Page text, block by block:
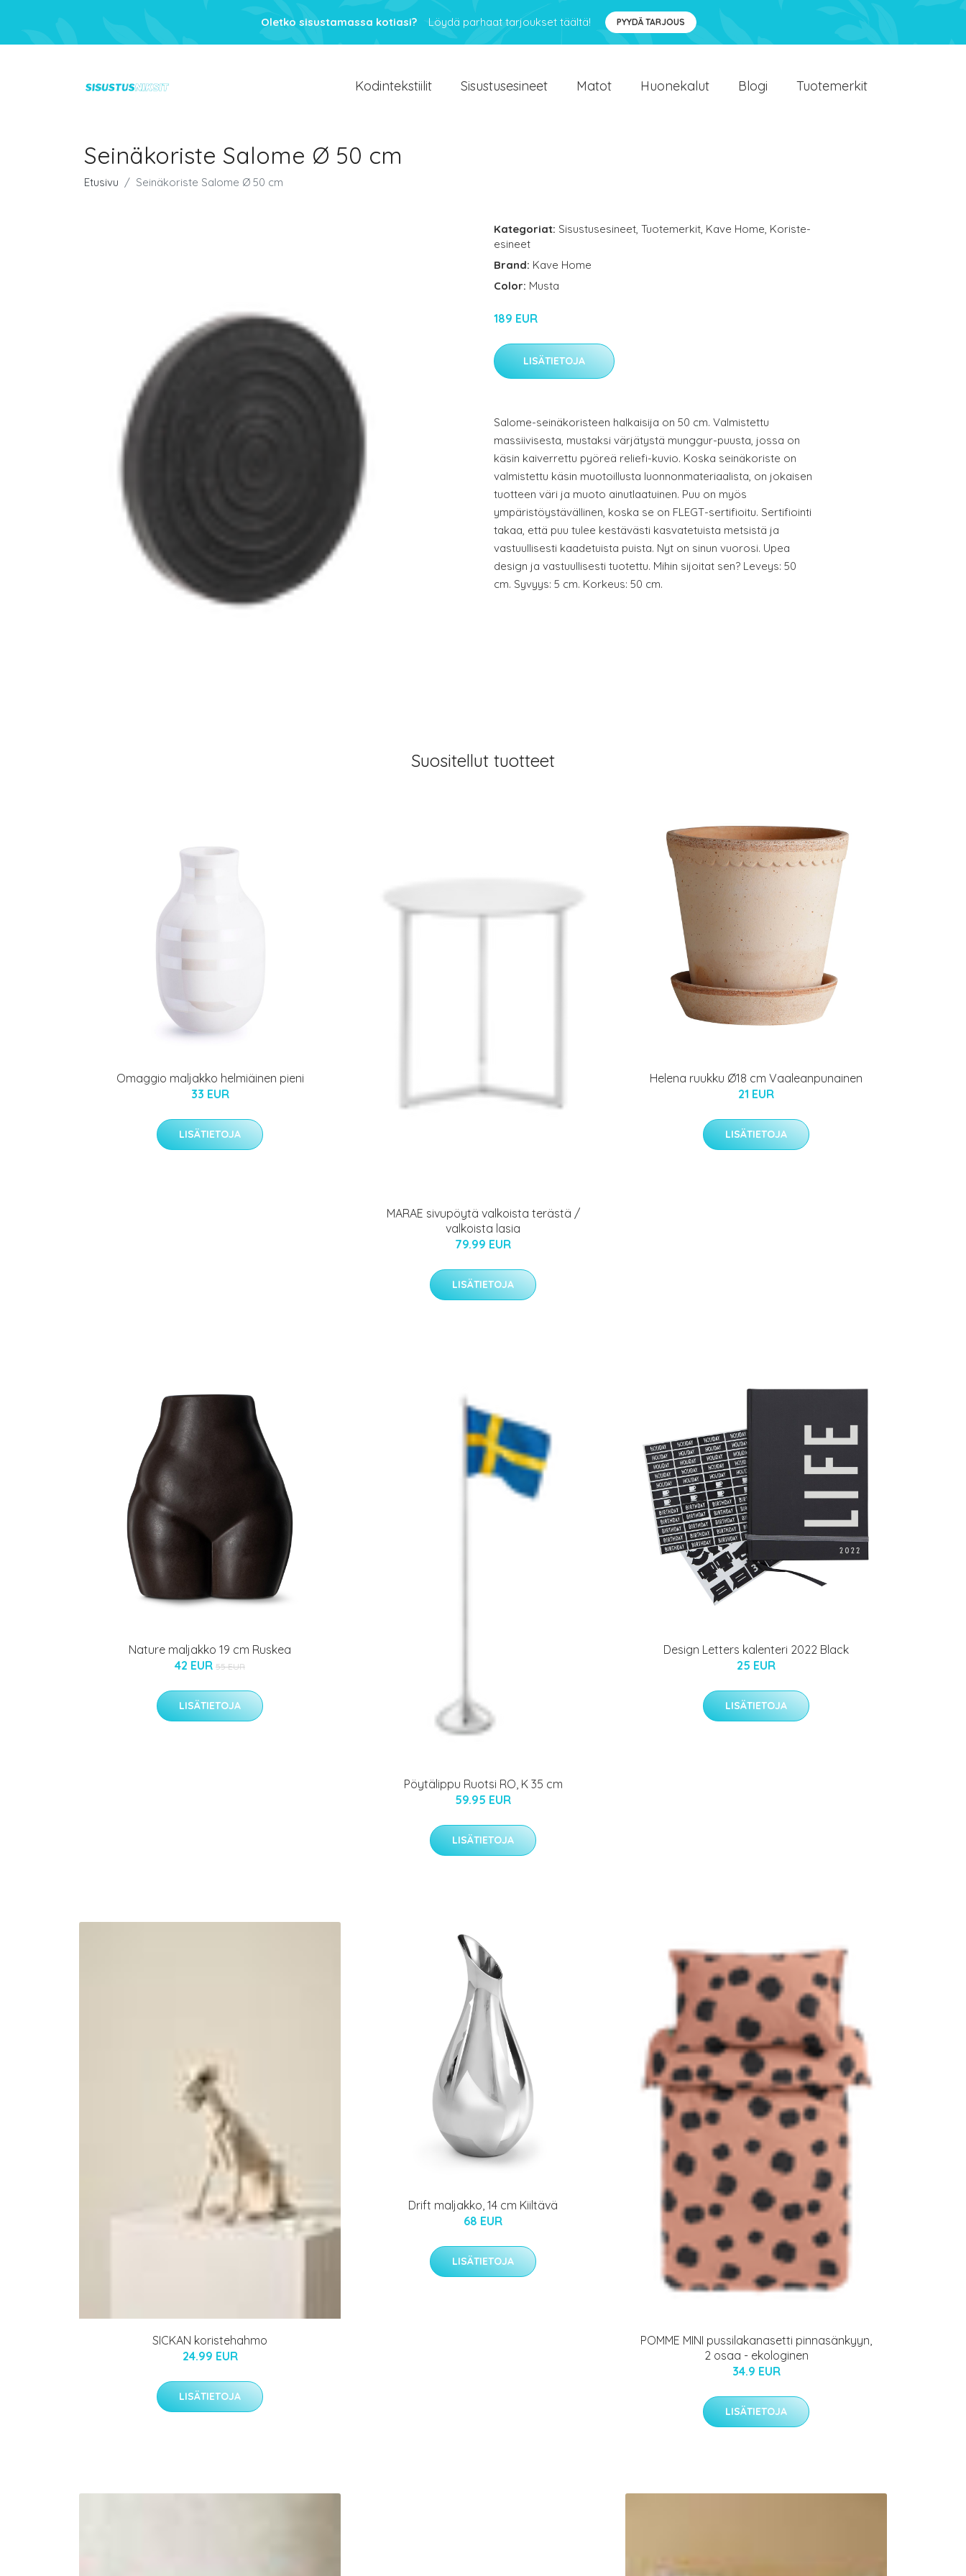
Oletko sisustamassa kotiasi? Löydä parhaat tarjoukset täältä! PYYDÄ TARJOUS
Kodintekstiilit Sisustusesineet Matot Huonekalut Blogi Tuotemerkit
Seinäkoriste Salome Ø 50 cm
Etusivu Seinäkoriste Salome Ø 50 cm
Kategoriat: Sisustusesineet, Tuotemerkit, Kave Home, Koriste-
esineet
Brand: Kave Home
Color: Musta
189 EUR
LISÄTIETOJA
Salome-seinäkoristeen halkaisija on 50 cm. Valmistettu
massiivisesta, mustaksi värjätystä munggur-puusta, jossa on
käsin kaiverrettu pyöreä reliefi-kuvio. Koska seinäkoriste on
valmistettu käsin muotoillusta luonnonmateriaalista, on jokaisen
tuotteen väri ja muoto ainutlaatuinen. Puu on myös
ympäristöystävällinen, koska se on FLEGT-sertifioitu. Sertifiointi
takaa, että puu tulee kestävästi kasvatetuista metsistä ja
vastuullisesti kaadetuista puista. Nyt on sinun vuorosi. Upea
design ja vastuullisesti tuotettu. Mihin sijoitat sen? Leveys: 50
cm. Syvyys: 5 cm. Korkeus: 50 cm.
Suositellut tuotteet
Omaggio maljakko helmiäinen pieni
33 EUR
LISÄTIETOJA
MARAE sivupöytä valkoista terästä /
valkoista lasia
79.99 EUR
LISÄTIETOJA
Helena ruukku Ø18 cm Vaaleanpunainen
21 EUR
LISÄTIETOJA
Nature maljakko 19 cm Ruskea
42 EUR 55 EUR
LISÄTIETOJA
Pöytälippu Ruotsi RO, K 35 cm
59.95 EUR
LISÄTIETOJA
Design Letters kalenteri 2022 Black
25 EUR
LISÄTIETOJA
SICKAN koristehahmo
24.99 EUR
LISÄTIETOJA
Drift maljakko, 14 cm Kiiltävä
68 EUR
LISÄTIETOJA
POMME MINI pussilakanasetti pinnasänkyyn,
2 osaa - ekologinen
34.9 EUR
LISÄTIETOJA